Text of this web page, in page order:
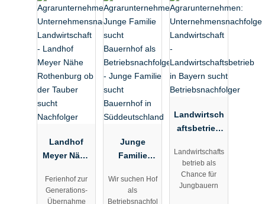
Nachfolger
Landhof
Meyer Nähe
ob der
Ferienhof zur
Generations-
Übernahme
Junge
Familie
Bauernhof
Wir suchen Hof
als
Betriebsnachfol
Landwirtsch
aftsbetrieb
sucht
hfolger
Landwirtschafts
betrieb als
Chance für
Jungbauern